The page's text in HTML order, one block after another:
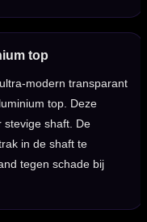
top
modern transparant
top. Deze
stevige shaft. De
in de shaft te
tegen schade bij